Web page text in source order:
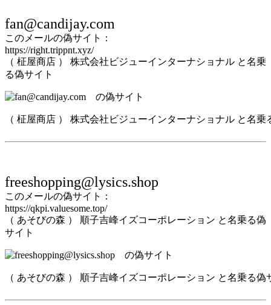
fan@candijay.com
このメールの偽サイト：
https://right.trippnt.xyz/
（ 柾屋商店 ） 株式会社ビジューインターナショナル と名乗
る偽サイト
（ 柾屋商店 ） 株式会社ビジューインターナショナル と名乗
freeshopping@lysics.shop
このメールの偽サイト：
https://qkpi.valuesome.top/
（ あそびの森 ） 順子吉峰イズコーポレーション と名乗る偽
サイト
（ あそびの森 ） 順子吉峰イズコーポレーション と名乗る偽